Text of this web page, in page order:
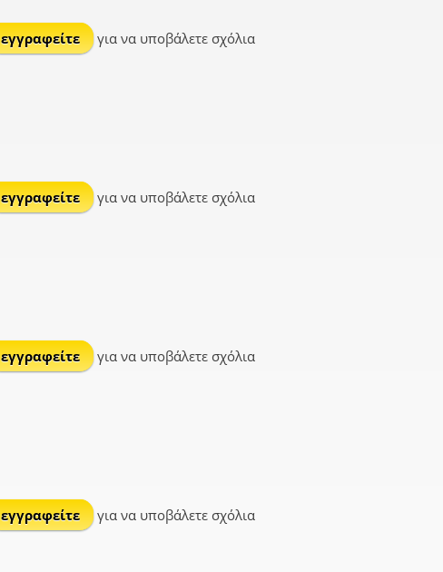
εγγραφείτε για να υποβάλετε σχόλια
εγγραφείτε για να υποβάλετε σχόλια
εγγραφείτε για να υποβάλετε σχόλια
εγγραφείτε για να υποβάλετε σχόλια